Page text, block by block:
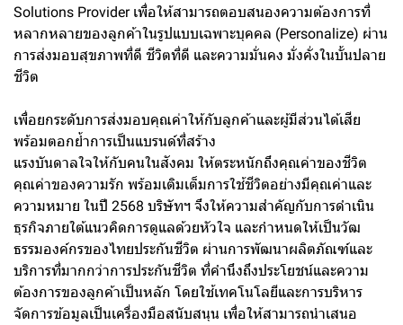
Solutions Provider เพื่อให้สามารถตอบสนองความต้องการที่
หลากหลายของลูกค้าในรูปแบบเฉพาะบุคคล (Personalize) ผ่าน
การส่งมอบสุขภาพที่ดี ชีวิตที่ดี และความมั่นคง มั่งคั่งในบั้นปลาย
ชีวิต
เพื่อยกระดับการส่งมอบคุณค่าให้กับลูกค้าและผู้มีส่วนได้เสีย
พร้อมตอกย้ำการเป็นแบรนด์ที่สร้าง
แรงบันดาลใจให้กับคนในสังคม ให้ตระหนักถึงคุณค่าของชีวิต
คุณค่าของความรัก พร้อมเติมเต็มการใช้ชีวิตอย่างมีคุณค่าและ
ความหมาย ในปี 2568 บริษัทฯ จึงให้ความสำคัญกับการดำเนิน
ธุรกิจภายใต้แนวคิดการดูแลด้วยหัวใจ และกำหนดให้เป็นวัฒ
ธรรมองค์กรของไทยประกันชีวิต ผ่านการพัฒนาผลิตภัณฑ์และ
บริการที่มากกว่าการประกันชีวิต ที่คำนึงถึงประโยชน์และความ
ต้องการของลูกค้าเป็นหลัก โดยใช้เทคโนโลยีและการบริหาร
จัดการข้อมูลเป็นเครื่องมือสนับสนุน เพื่อให้สามารถนำเสนอ